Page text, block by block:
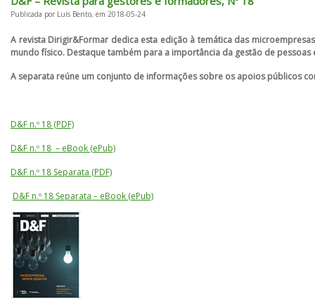
Publicada por Luís Bento, em 2018-05-24
A revista Dirigir&Formar dedica esta edição à temática das
mundo físico. Destaque também para a importância da gestão de
A separata reúne um conjunto de informações sobre os apoios públicos
D&F n.º 18 (PDF)
D&F n.º 18 – eBook (ePub)
D&F n.º 18 Separata (PDF)
D&F n.º 18 Separata – eBook (ePub)